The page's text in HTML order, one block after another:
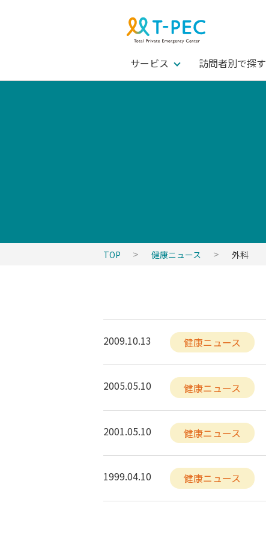
サービス 訪問者別で探す
TOP 健康ニュース 外科
2009.10.13 健康ニュース
2005.05.10 健康ニュース
2001.05.10 健康ニュース
1999.04.10 健康ニュース